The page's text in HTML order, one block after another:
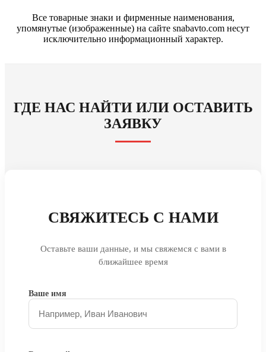
Все товарные знаки и фирменные наименования,
упомянутые (изображенные) на сайте snabavto.com несут
исключительно информационный характер.
ГДЕ НАС НАЙТИ ИЛИ ОСТАВИТЬ
ЗАЯВКУ
СВЯЖИТЕСЬ С НАМИ
Оставьте ваши данные, и мы свяжемся с вами в
ближайшее время
Ваше имя